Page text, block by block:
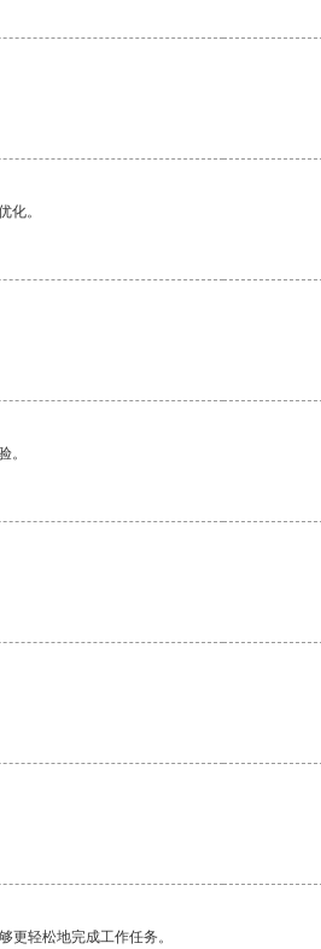
化。
。
更轻松地完成工作任务。